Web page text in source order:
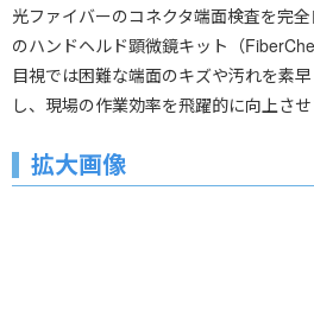
光ファイバーのコネクタ端面検査を完
のハンドヘルド顕微鏡キット（
目視では困難な端面のキズや汚れを素
し、現場の作業効率を飛躍的に向上させ
拡大画像